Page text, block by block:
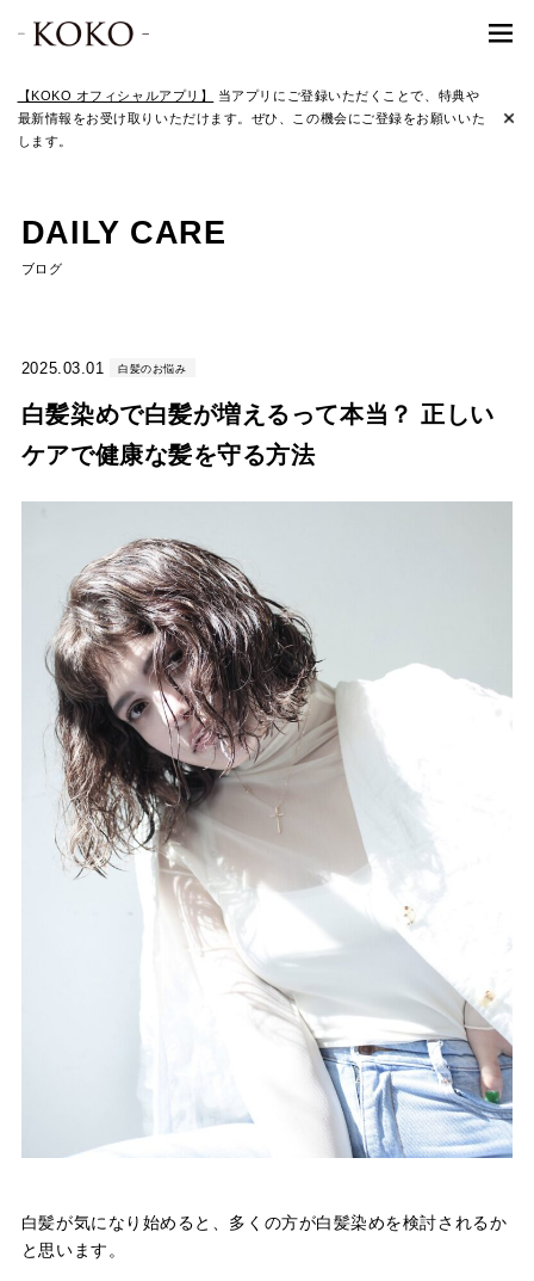
【KOKO オフィシャルアプリ】
当アプリにご登録いただくことで、特典や
最新情報をお受け取りいただけます。ぜひ、この機会にご登録をお願いいた
します。
DAILY CARE
ブログ
2025.03.01 白髪のお悩み
白髪染めで白髪が増えるって本当？ 正しい
ケアで健康な髪を守る方法
白髪が気になり始めると、多くの方が白髪染めを検討されるか
と思います。